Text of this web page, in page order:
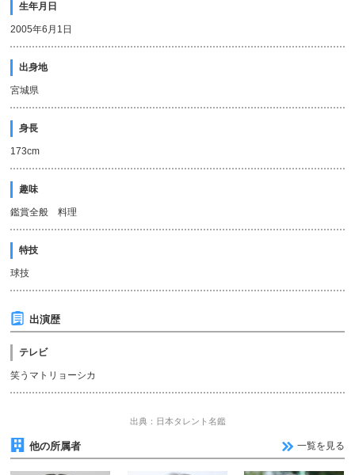
生年月日
2005年6月1日
出身地
宮城県
身長
173cm
趣味
鑑賞全般 料理
特技
球技
出演歴
テレビ
笑うマトリョーシカ
出典：日本タレント名鑑
他の所属者 一覧を見る